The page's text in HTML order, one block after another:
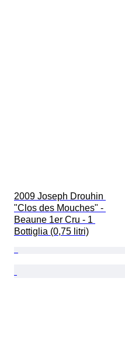
2009 Joseph Drouhin
"Clos des Mouches" -
Beaune 1er Cru - 1
Bottiglia (0,75 litri)